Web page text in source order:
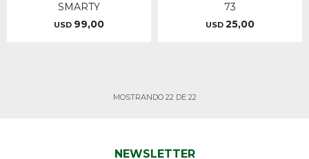
SMARTY
USD 99,00
73
USD 25,00
MOSTRANDO 22DE 22
NEWSLETTER